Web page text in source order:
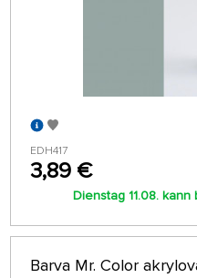
EDH417
3,89 €
Dienstag 11.08.
Barva Mr. Color